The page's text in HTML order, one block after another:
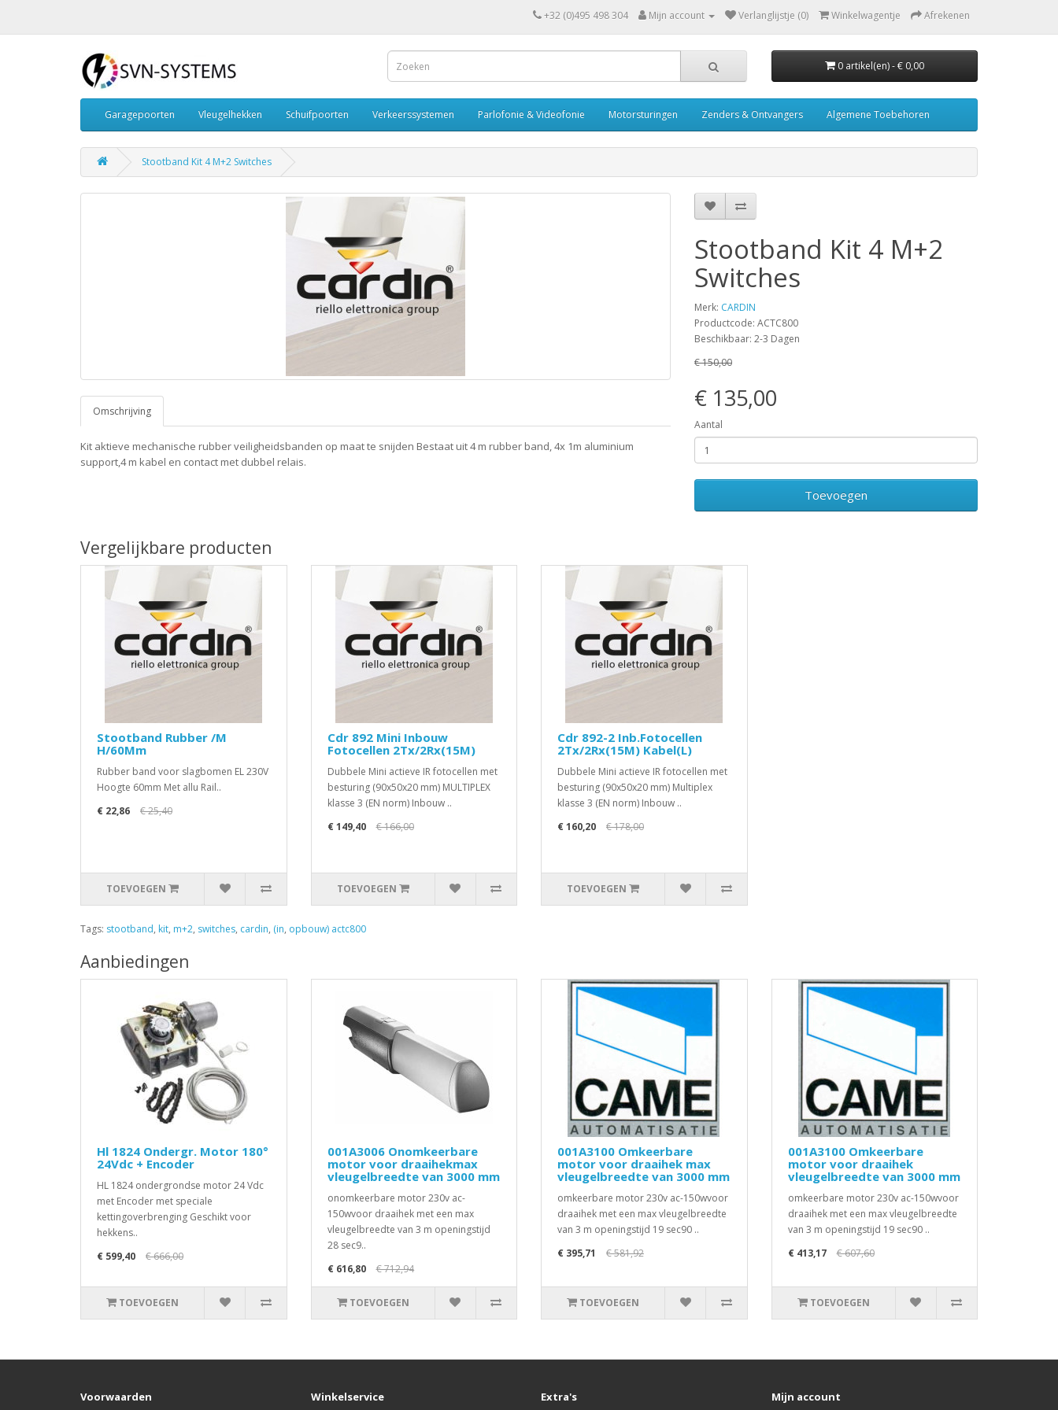
+32 (0)495 498 304 Mijn account Verlanglijstje (0) Winkelwagentje Afrekenen
0 artikel(en) - € 0,00
Garagepoorten Vleugelhekken Schuifpoorten Verkeerssystemen Parlofonie & Videofonie Motorsturingen Zenders & Ontvangers Algemene Toebehoren
Stootband Kit 4 M+2 Switches
Omschrijving
Kit aktieve mechanische rubber veiligheidsbanden op maat te snijden Bestaat uit 4 m rubber band, 4x 1m aluminium
support,4 m kabel en contact met dubbel relais.
Stootband Kit 4 M+2
Switches
Merk: CARDIN
Productcode: ACTC800
Beschikbaar: 2-3 Dagen
€ 150,00
€ 135,00
Aantal
Toevoegen
Vergelijkbare producten
Stootband Rubber /M
H/60Mm
Rubber band voor slagbomen EL 230V
Hoogte 60mm Met allu Rail..
€ 22,86
€ 25,40
TOEVOEGEN
Cdr 892 Mini Inbouw
Fotocellen 2Tx/2Rx(15M)
Dubbele Mini actieve IR fotocellen met
besturing (90x50x20 mm) MULTIPLEX
klasse 3 (EN norm) Inbouw ..
€ 149,40
€ 166,00
TOEVOEGEN
Cdr 892-2 Inb.Fotocellen
2Tx/2Rx(15M) Kabel(L)
Dubbele Mini actieve IR fotocellen met
besturing (90x50x20 mm) Multiplex
klasse 3 (EN norm) Inbouw ..
€ 160,20
€ 178,00
TOEVOEGEN
Tags: stootband, kit, m+2, switches, cardin, (in, opbouw) actc800
Aanbiedingen
Hl 1824 Ondergr. Motor 180°
24Vdc + Encoder
HL 1824 ondergrondse motor 24 Vdc
met Encoder met speciale
kettingoverbrenging Geschikt voor
hekkens..
€ 599,40
€ 666,00
TOEVOEGEN
001A3006 Onomkeerbare
motor voor draaihekmax
vleugelbreedte van 3000 mm
onomkeerbare motor 230v ac-
150wvoor draaihek met een max
vleugelbreedte van 3 m openingstijd
28 sec9..
€ 616,80
€ 712,94
TOEVOEGEN
001A3100 Omkeerbare
motor voor draaihek max
vleugelbreedte van 3000 mm
omkeerbare motor 230v ac-150wvoor
draaihek met een max vleugelbreedte
van 3 m openingstijd 19 sec90 ..
€ 395,71
€ 581,92
TOEVOEGEN
001A3100 Omkeerbare
motor voor draaihek
vleugelbreedte van 3000 mm
omkeerbare motor 230v ac-150wvoor
draaihek met een max vleugelbreedte
van 3 m openingstijd 19 sec90 ..
€ 413,17
€ 607,60
TOEVOEGEN
Voorwaarden Winkelservice Extra's Mijn account